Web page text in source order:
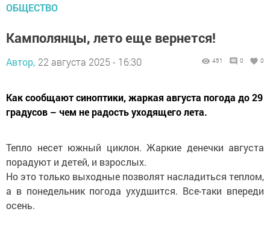
ОБЩЕСТВО
Камполянцы, лето еще вернется!
Автор, 22 августа 2025 - 16:30 451 0 0
Как сообщают синоптики, жаркая августа погода до 29
градусов – чем не радость уходящего лета.
Тепло несет южный циклон. Жаркие денечки августа
порадуют и детей, и взрослых.
Но это только выходные позволят насладиться теплом,
а в понедельник погода ухудшится. Все-таки впереди
осень.